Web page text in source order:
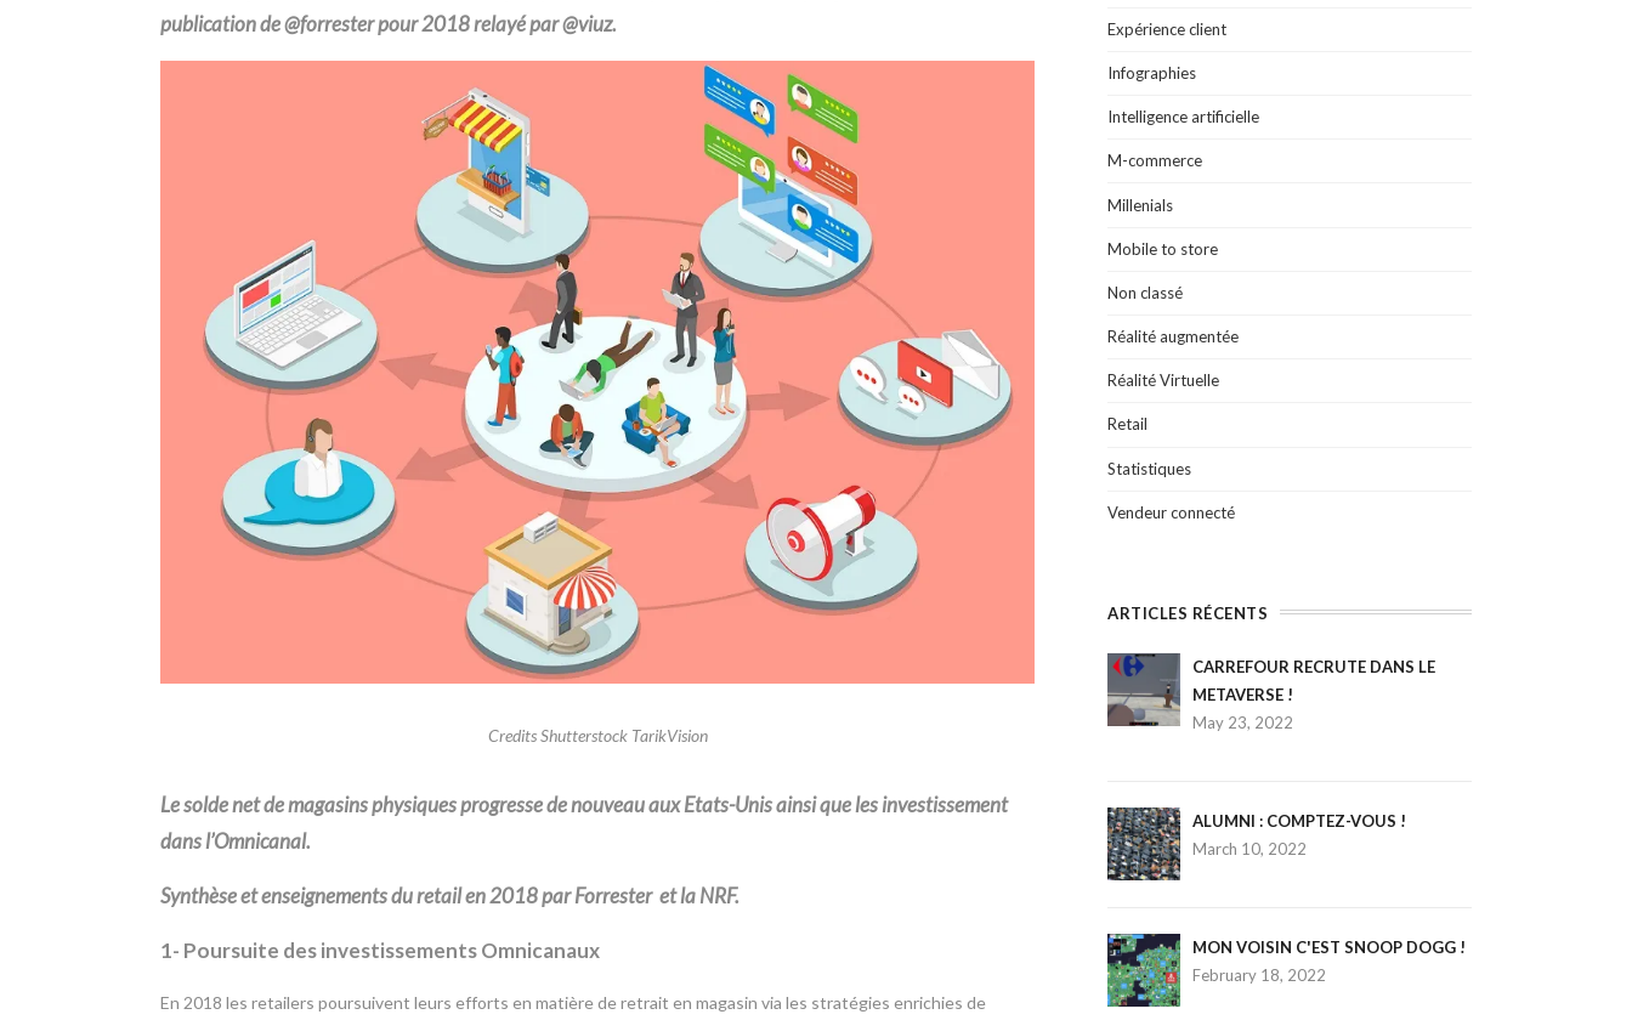
publication de @forresterpour 2018 relayé par @viuz.
Credits Shutterstock TarikVision
Le solde net de magasins physiques progresse de nouveau aux Etats-Unis ainsi que les investissement
dans l’Omnicanal.
Synthèse et enseignements du retail en 2018 par Forrester et la NRF.
1- Poursuite des investissements Omnicanaux
En 2018 les retailers poursuivent leurs efforts en matière de retrait en magasin via les stratégies enrichies de
Expérience client
Infographies
Intelligence artificielle
M-commerce
Millenials
Mobile to store
Non classé
Réalité augmentée
Réalité Virtuelle
Retail
Statistiques
Vendeur connecté
ARTICLES RÉCENTS
CARREFOUR RECRUTE DANS LE
METAVERSE !
May 23, 2022
ALUMNI : COMPTEZ-VOUS !
March 10, 2022
MON VOISIN C'EST SNOOP DOGG !
February 18, 2022